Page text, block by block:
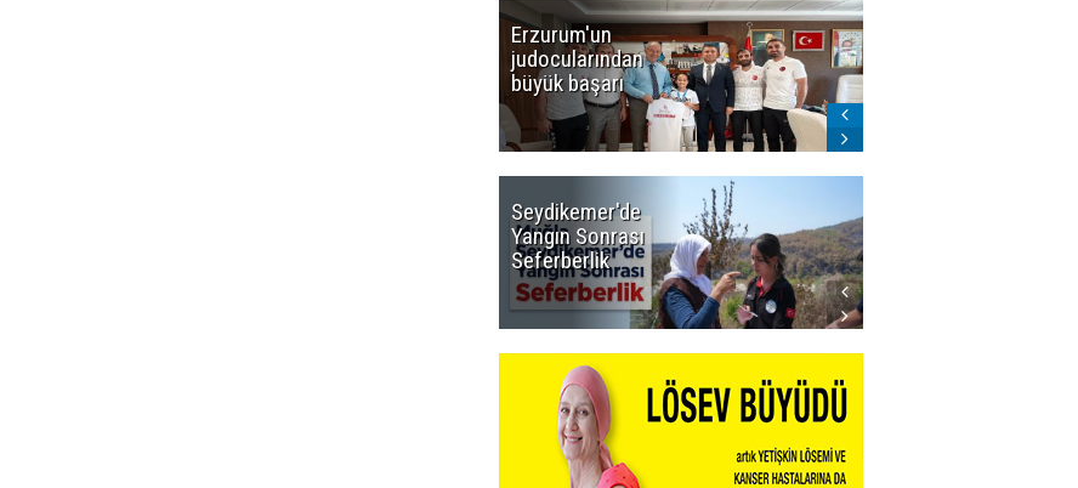
Erzurum'un
judocularından
büyük başarı
Seydikemer'de
Yangın Sonrası
Seferberlik